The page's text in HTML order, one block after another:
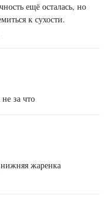
ещё осталась, но
к сухости.
за что
жаренка